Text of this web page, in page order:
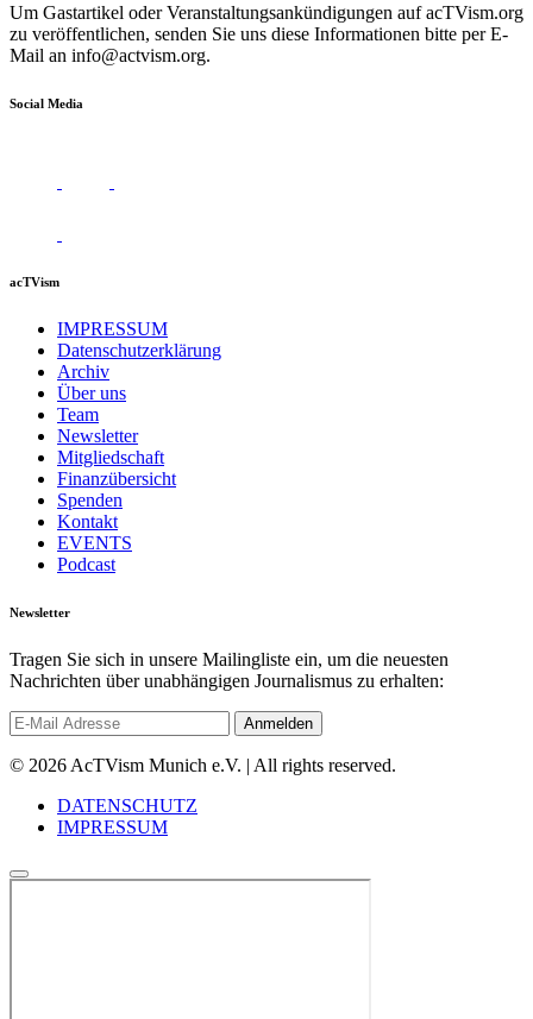
Um Gastartikel oder Veranstaltungsankündigungen auf acTVism.org
zu veröffentlichen, senden Sie uns diese Informationen bitte per E-
Mail an info@actvism.org.
Social Media
acTVism
IMPRESSUM
Datenschutzerklärung
Archiv
Über uns
Team
Newsletter
Mitgliedschaft
Finanzübersicht
Spenden
Kontakt
EVENTS
Podcast
Newsletter
Tragen Sie sich in unsere Mailingliste ein, um die neuesten
Nachrichten über unabhängigen Journalismus zu erhalten:
© 2026 AcTVism Munich e.V. | All rights reserved.
DATENSCHUTZ
IMPRESSUM